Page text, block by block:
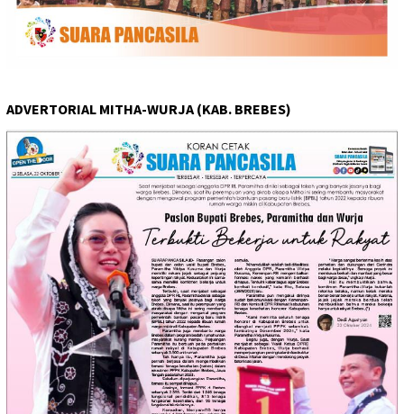
ADVERTORIAL MITHA-WURJA (KAB. BREBES)